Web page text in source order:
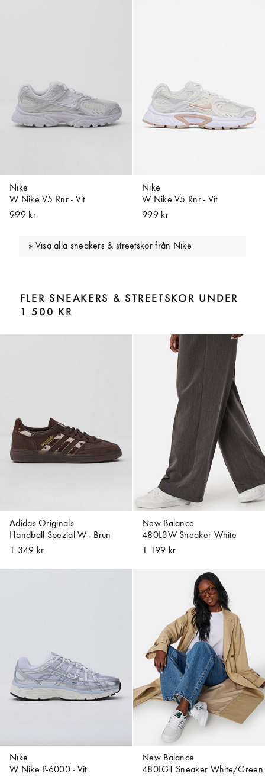
Nike
W Nike V5 Rnr - Vit
999 kr
Nike
W Nike V5 Rnr - Vit
999 kr
Visa alla sneakers & streetskor från Nike
FLER SNEAKERS & STREETSKOR UNDER
1 500 KR
Adidas Originals
Handball Spezial W - Brun
1 349 kr
New Balance
480L3W Sneaker White
1 199 kr
Nike
W Nike P-6000 - Vit
New Balance
480LGT Sneaker White/Green